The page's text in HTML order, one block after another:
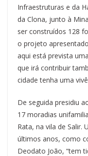
Infraestruturas e da
da Clona, junto à
ser construídos 128
o projeto
aqui está prevista
que irá contribuir
cidade tenha uma
De seguida presidiu
17 moradias
Rata, na vila de Salir.
últimos anos, como
Deodato João, “tem